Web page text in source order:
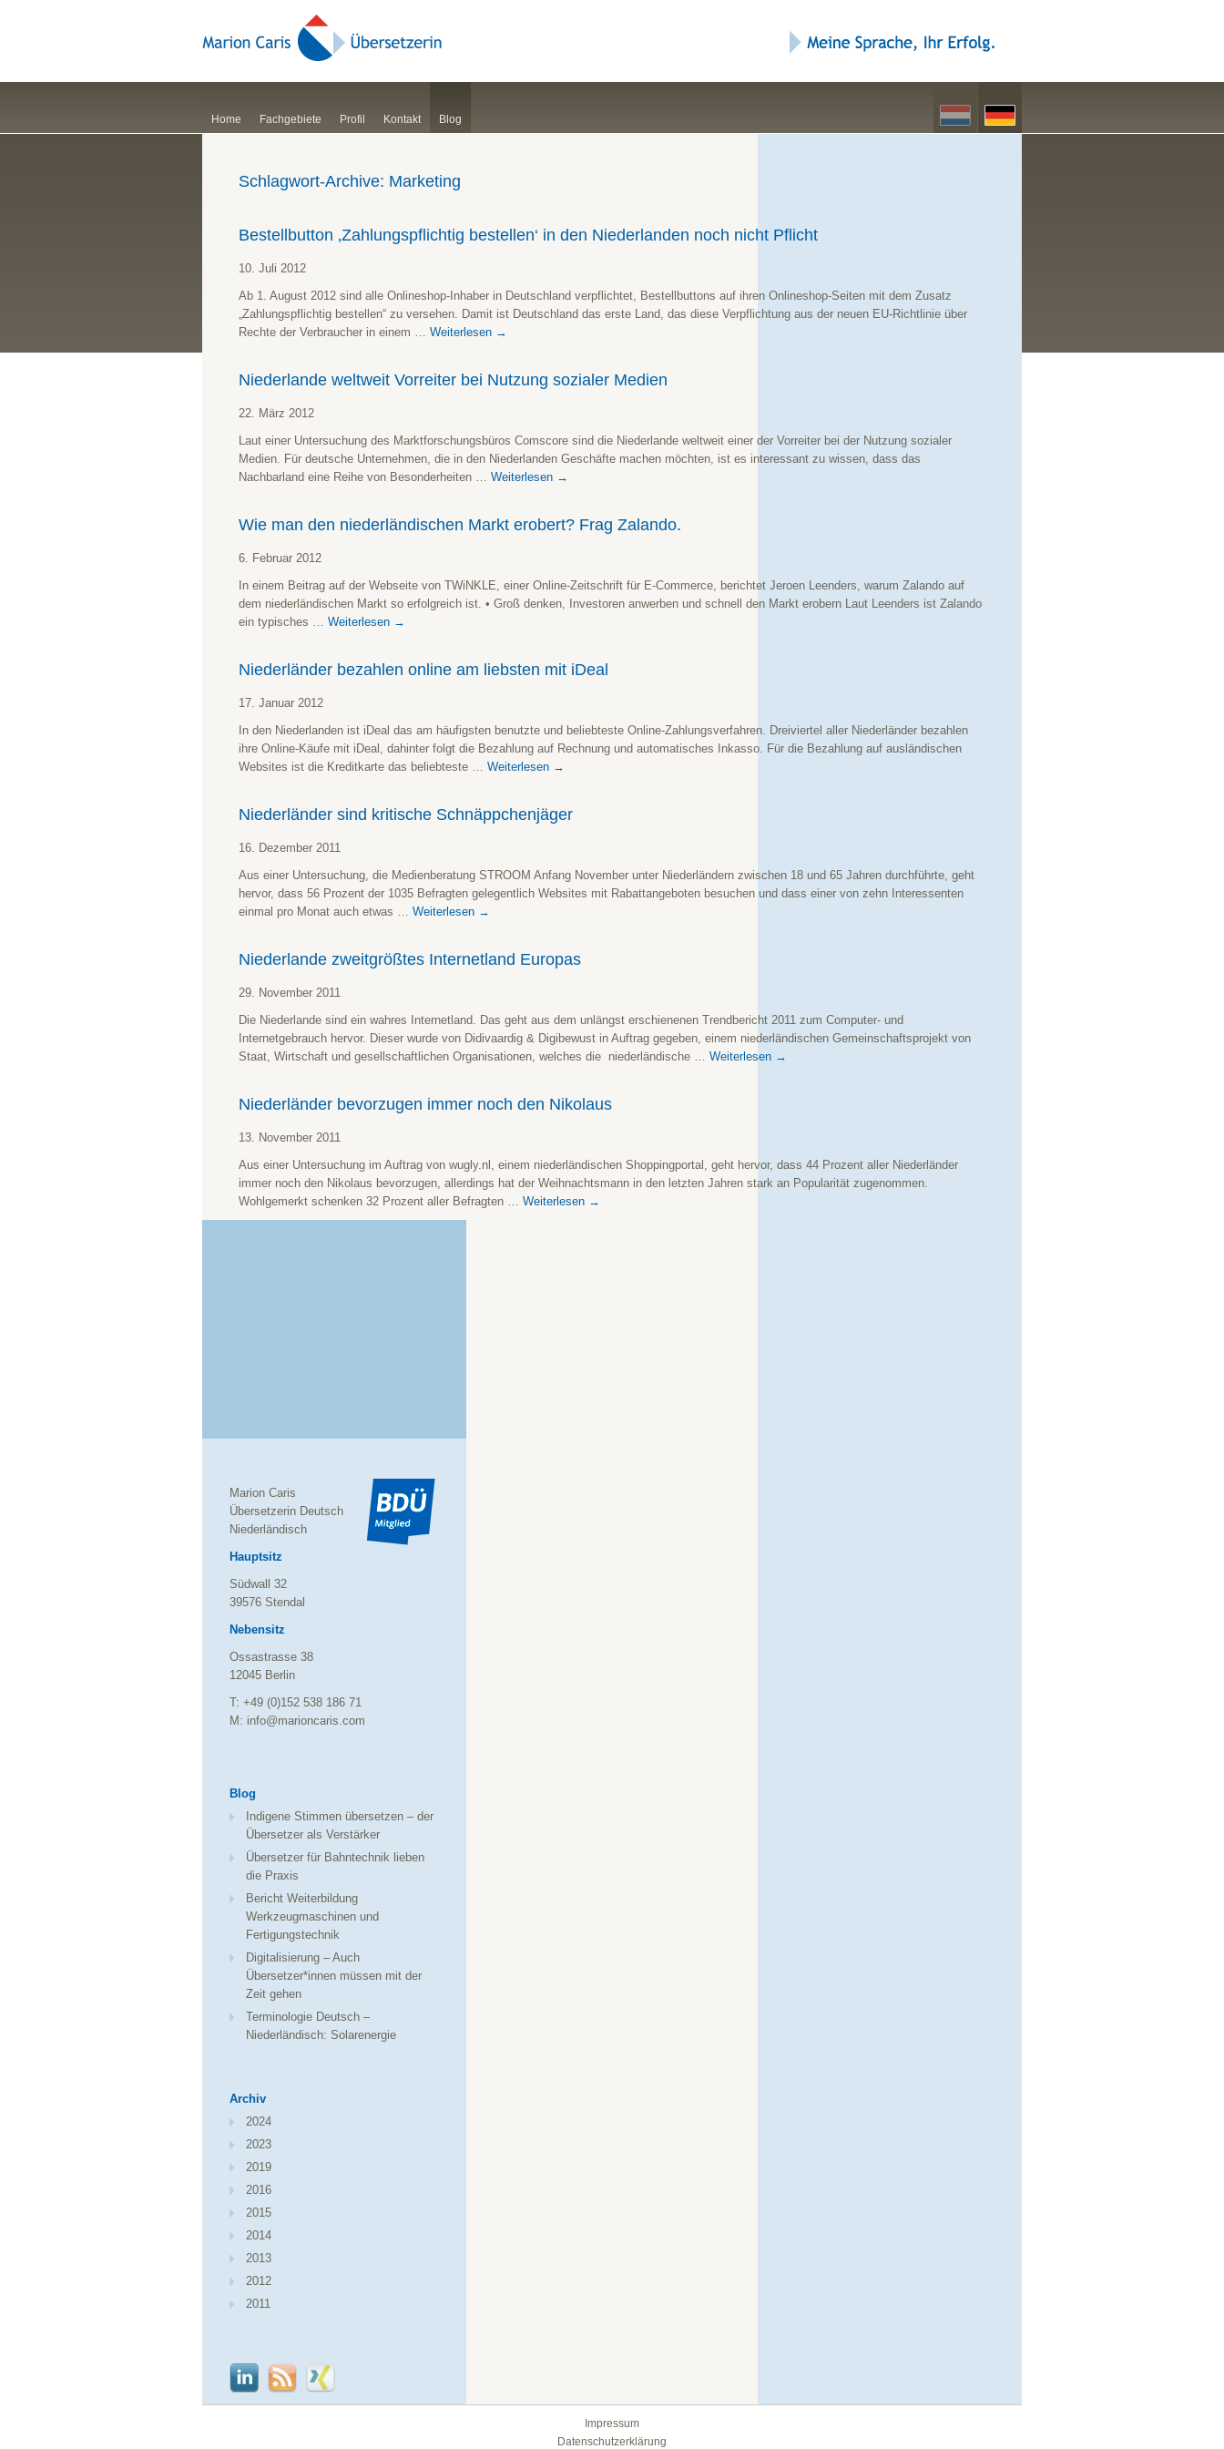
Home Fachgebiete Profil Kontakt Blog
Schlagwort-Archive: Marketing
Bestellbutton ‚Zahlungspflichtig bestellen‘ in den Niederlanden noch nicht Pflicht
10. Juli 2012
Ab 1. August 2012 sind alle Onlineshop-Inhaber in Deutschland verpflichtet, Bestellbuttons auf ihren Onlineshop-Seiten mit dem Zusatz
„Zahlungspflichtig bestellen“ zu versehen. Damit ist Deutschland das erste Land, das diese Verpflichtung aus der neuen EU-Richtlinie über
Rechte der Verbraucher in einem … Weiterlesen →
Niederlande weltweit Vorreiter bei Nutzung sozialer Medien
22. März 2012
Laut einer Untersuchung des Marktforschungsbüros Comscore sind die Niederlande weltweit einer der Vorreiter bei der Nutzung sozialer
Medien. Für deutsche Unternehmen, die in den Niederlanden Geschäfte machen möchten, ist es interessant zu wissen, dass das
Nachbarland eine Reihe von Besonderheiten … Weiterlesen →
Wie man den niederländischen Markt erobert? Frag Zalando.
6. Februar 2012
In einem Beitrag auf der Webseite von TWiNKLE, einer Online-Zeitschrift für E-Commerce, berichtet Jeroen Leenders, warum Zalando auf
dem niederländischen Markt so erfolgreich ist. • Groß denken, Investoren anwerben und schnell den Markt erobern Laut Leenders ist Zalando
ein typisches … Weiterlesen →
Niederländer bezahlen online am liebsten mit iDeal
17. Januar 2012
In den Niederlanden ist iDeal das am häufigsten benutzte und beliebteste Online-Zahlungsverfahren. Dreiviertel aller Niederländer bezahlen
ihre Online-Käufe mit iDeal, dahinter folgt die Bezahlung auf Rechnung und automatisches Inkasso. Für die Bezahlung auf ausländischen
Websites ist die Kreditkarte das beliebteste … Weiterlesen →
Niederländer sind kritische Schnäppchenjäger
16. Dezember 2011
Aus einer Untersuchung, die Medienberatung STROOM Anfang November unter Niederländern zwischen 18 und 65 Jahren durchführte, geht
hervor, dass 56 Prozent der 1035 Befragten gelegentlich Websites mit Rabattangeboten besuchen und dass einer von zehn Interessenten
einmal pro Monat auch etwas … Weiterlesen →
Niederlande zweitgrößtes Internetland Europas
29. November 2011
Die Niederlande sind ein wahres Internetland. Das geht aus dem unlängst erschienenen Trendbericht 2011 zum Computer- und
Internetgebrauch hervor. Dieser wurde von Didivaardig & Digibewust in Auftrag gegeben, einem niederländischen Gemeinschaftsprojekt von
Staat, Wirtschaft und gesellschaftlichen Organisationen, welches die niederländische … Weiterlesen →
Niederländer bevorzugen immer noch den Nikolaus
13. November 2011
Aus einer Untersuchung im Auftrag von wugly.nl, einem niederländischen Shoppingportal, geht hervor, dass 44 Prozent aller Niederländer
immer noch den Nikolaus bevorzugen, allerdings hat der Weihnachtsmann in den letzten Jahren stark an Popularität zugenommen.
Wohlgemerkt schenken 32 Prozent aller Befragten … Weiterlesen →
Marion Caris
Übersetzerin Deutsch
Niederländisch
Hauptsitz
Südwall 32
39576 Stendal
Nebensitz
Ossastrasse 38
12045 Berlin
T: +49 (0)152 538 186 71
M: info@marioncaris.com
Blog
Indigene Stimmen übersetzen – der
Übersetzer als Verstärker
Übersetzer für Bahntechnik lieben
die Praxis
Bericht Weiterbildung
Werkzeugmaschinen und
Fertigungstechnik
Digitalisierung – Auch
Übersetzer*innen müssen mit der
Zeit gehen
Terminologie Deutsch –
Niederländisch: Solarenergie
Archiv
2024
2023
2019
2016
2015
2014
2013
2012
2011
Impressum
Datenschutzerklärung